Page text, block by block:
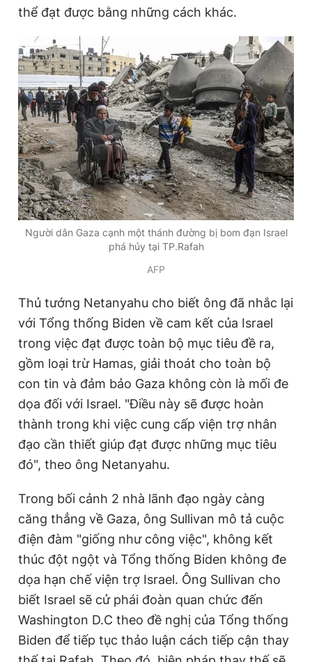
thể đạt được bằng những cách khác.
Người dân Gaza cạnh một thánh đường bị bom đạn Israel
phá hủy tại TP.Rafah
AFP
Thủ tướng Netanyahu cho biết ông đã nhắc lại
với Tổng thống Biden về cam kết của Israel
trong việc đạt được toàn bộ mục tiêu đề ra,
gồm loại trừ Hamas, giải thoát cho toàn bộ
con tin và đảm bảo Gaza không còn là mối đe
dọa đối với Israel. "Điều này sẽ được hoàn
thành trong khi việc cung cấp viện trợ nhân
đạo cần thiết giúp đạt được những mục tiêu
đó", theo ông Netanyahu.
Trong bối cảnh 2 nhà lãnh đạo ngày càng
căng thẳng về Gaza, ông Sullivan mô tả cuộc
điện đàm "giống như công việc", không kết
thúc đột ngột và Tổng thống Biden không đe
dọa hạn chế viện trợ Israel. Ông Sullivan cho
biết Israel sẽ cử phái đoàn quan chức đến
Washington D.C theo đề nghị của Tổng thống
Biden để tiếp tục thảo luận cách tiếp cận thay